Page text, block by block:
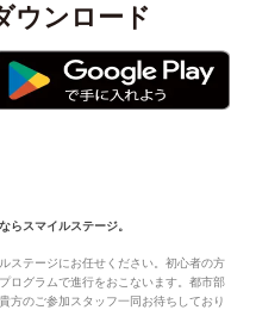
ウンロード
らスマイルステージ。
ステージにお任せください。初心者の方
ログラムで進行をおこないます。都市部
方のご参加スタッフ一同お待ちしており